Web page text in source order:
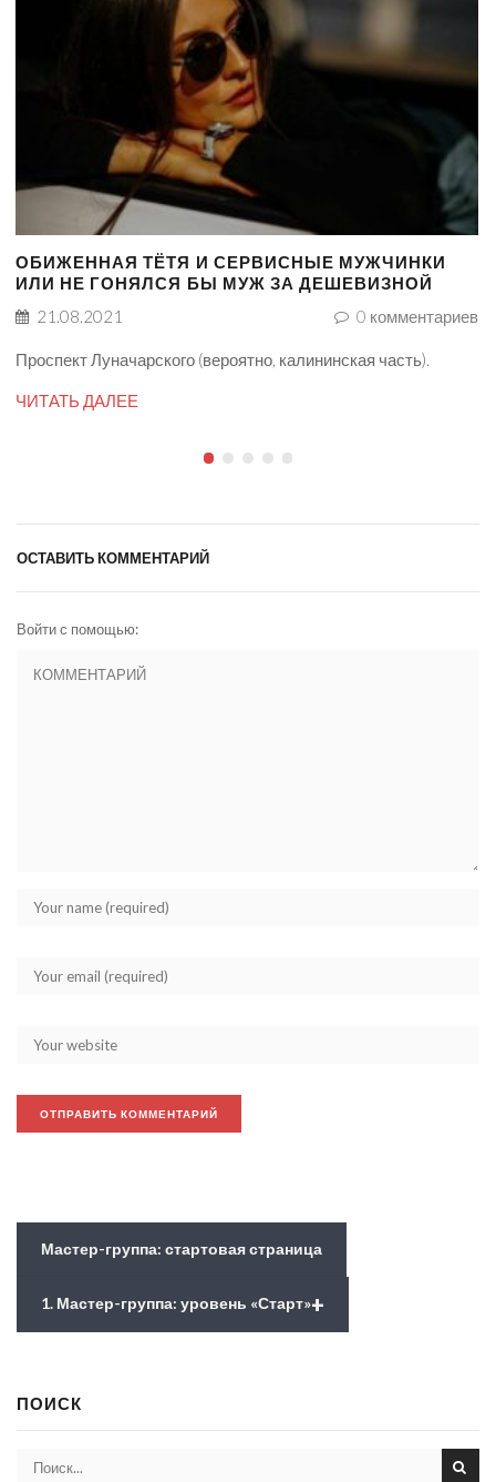
ОБИЖЕННАЯ ТЁТЯ И СЕРВИСНЫЕ МУЖЧИНКИ
ИЛИ НЕ ГОНЯЛСЯ БЫ МУЖ ЗА ДЕШЕВИЗНОЙ
21.08.2021
0 комментариев
Проспект Луначарского (вероятно, калининская часть).
ЧИТАТЬ ДАЛЕЕ
ОСТАВИТЬ КОММЕНТАРИЙ
Войти с помощью:
Мастер-группа: стартовая страница
+
1. Мастер-группа: уровень «Старт»
ПОИСК